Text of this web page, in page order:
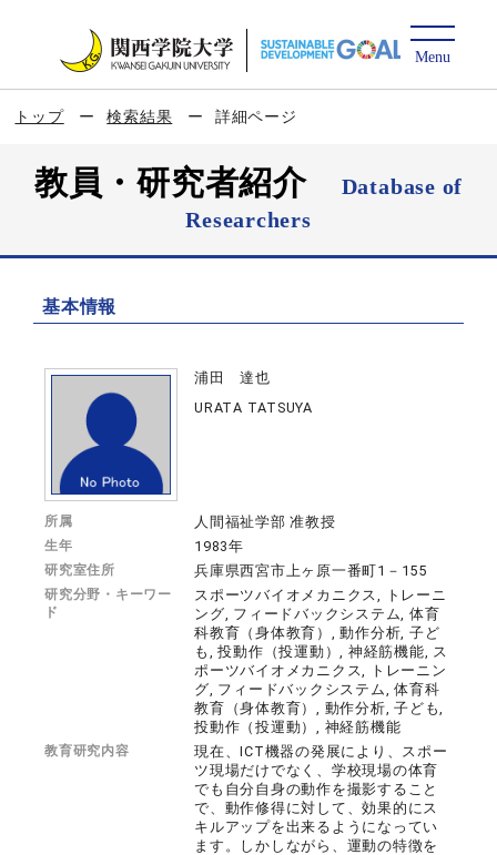
トップ 検索結果 詳細ページ
教員・研究者紹介
Database of
Researchers
基本情報
浦田 達也
URATA TATSUYA
所属 人間福祉学部 准教授
生年 1983年
研究室住所 兵庫県西宮市上ヶ原一番町1－155
研究分野・キーワー
ド
スポーツバイオメカニクス, トレーニ
ング, フィードバックシステム, 体育
科教育（身体教育）, 動作分析, 子ど
も, 投動作（投運動）, 神経筋機能, ス
ポーツバイオメカニクス, トレーニン
グ, フィードバックシステム, 体育科
教育（身体教育）, 動作分析, 子ども,
投動作（投運動）, 神経筋機能
教育研究内容
現在、ICT機器の発展により、スポー
ツ現場だけでなく、学校現場の体育
でも自分自身の動作を撮影すること
で、動作修得に対して、効果的にス
キルアップを出来るようになってい
ます。しかしながら、運動の特徴を